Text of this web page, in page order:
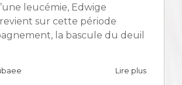
leucémie, Edwige
sur cette période
la bascule du deuil
Lire plus